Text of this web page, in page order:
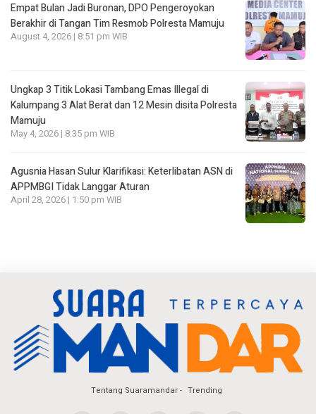
Empat Bulan Jadi Buronan, DPO Pengeroyokan
Berakhir di Tangan Tim Resmob Polresta Mamuju
August 4, 2026 | 8:51 pm WIB
Ungkap 3 Titik Lokasi Tambang Emas Illegal di
Kalumpang 3 Alat Berat dan 12 Mesin disita Polresta
Mamuju
May 4, 2026 | 8:35 pm WIB
Agusnia Hasan Sulur Klarifikasi: Keterlibatan ASN di
APPMBGI Tidak Langgar Aturan
April 28, 2026 | 1:50 pm WIB
Tentang Suaramandar Trending